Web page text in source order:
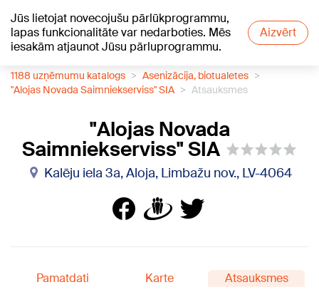
Jūs lietojat novecojušu pārlūkprogrammu,
lapas funkcionalitāte var nedarboties. Mēs
iesakām atjaunot Jūsu pārluprogrammu.
Aizvērt
+17°C
1188 uzņēmumu katalogs
Asenizācija, biotualetes
"Alojas Novada Saimniekserviss" SIA
Atsauksmes
"Alojas Novada
Saimniekserviss" SIA
Kalēju iela 3a, Aloja, Limbažu nov., LV-4064
Pamatdati Karte Atsauksmes